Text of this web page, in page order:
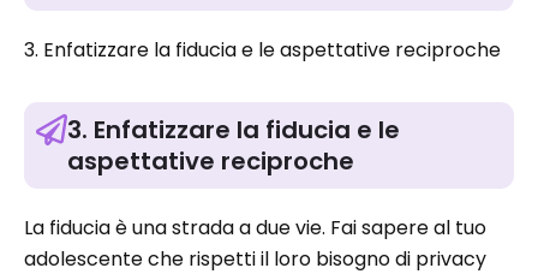
3. Enfatizzare la fiducia e le aspettative reciproche
3. Enfatizzare la fiducia e le
aspettative reciproche
La fiducia è una strada a due vie. Fai sapere al tuo
adolescente che rispetti il loro bisogno di privacy